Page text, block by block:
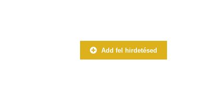
Add fel hirdetésed